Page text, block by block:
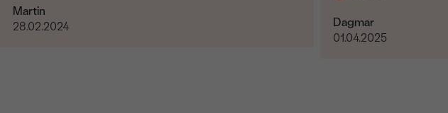
Martin
28.02.2024
Dagmar
01.04.2025